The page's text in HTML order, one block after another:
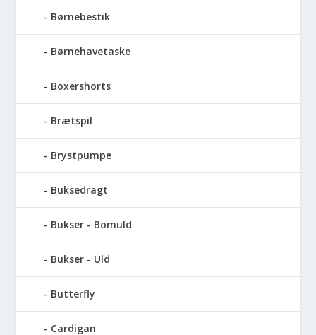
Børnebestik
Børnehavetaske
Boxershorts
Brætspil
Brystpumpe
Buksedragt
Bukser - Bomuld
Bukser - Uld
Butterfly
Cardigan